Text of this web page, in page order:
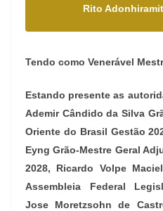
Rito
Tendo como Venerável
Estando presente as
Ademir Cândido da Silva
Oriente do Brasil Gestão
Eyng Grão-Mestre Geral
2028, Ricardo Volpe
Assembleia Federal
Jose Moretzsohn de